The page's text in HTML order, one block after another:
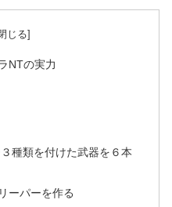
NTの実力
種類を付けた武器を６本
ーパーを作る